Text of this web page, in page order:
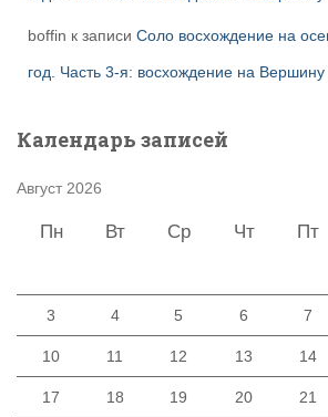
boffin к записи Соло восхождение на
год. Часть 3-я: восхождение на Вершину
Календарь записей
Август 2026
Пн Вт Ср Чт Пт
3 4 5 6 7
10 11 12 13 14
17 18 19 20 21